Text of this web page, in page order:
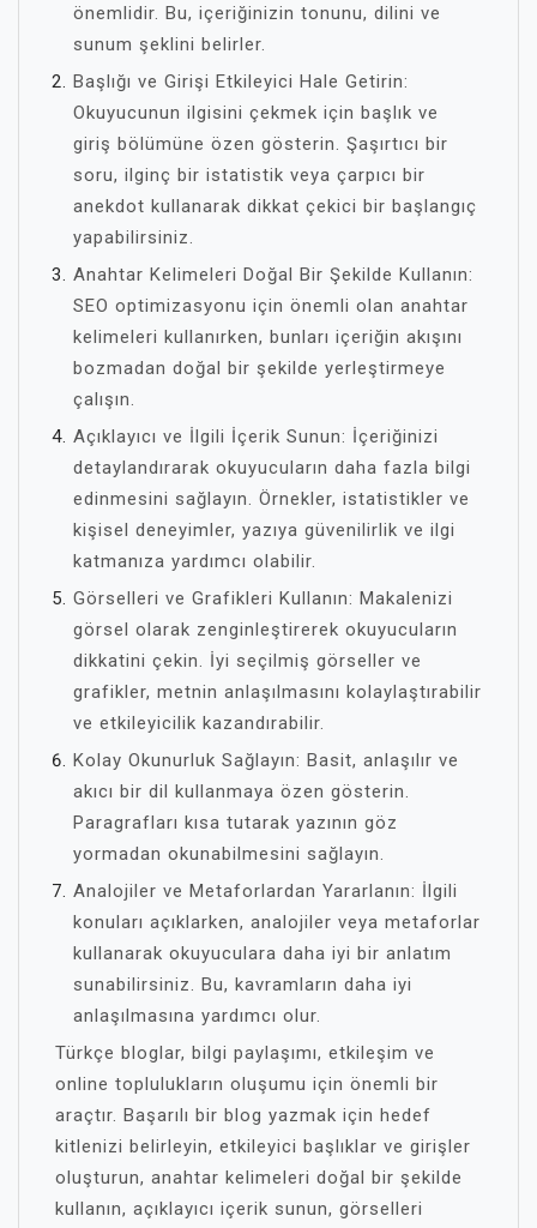
önemlidir. Bu, içeriğinizin tonunu, dilini ve
sunum şeklini belirler.
Başlığı ve Girişi Etkileyici Hale Getirin:
Okuyucunun ilgisini çekmek için başlık ve
giriş bölümüne özen gösterin. Şaşırtıcı bir
soru, ilginç bir istatistik veya çarpıcı bir
anekdot kullanarak dikkat çekici bir başlangıç
yapabilirsiniz.
Anahtar Kelimeleri Doğal Bir Şekilde Kullanın:
SEO optimizasyonu için önemli olan anahtar
kelimeleri kullanırken, bunları içeriğin akışını
bozmadan doğal bir şekilde yerleştirmeye
çalışın.
Açıklayıcı ve İlgili İçerik Sunun: İçeriğinizi
detaylandırarak okuyucuların daha fazla bilgi
edinmesini sağlayın. Örnekler, istatistikler ve
kişisel deneyimler, yazıya güvenilirlik ve ilgi
katmanıza yardımcı olabilir.
Görselleri ve Grafikleri Kullanın: Makalenizi
görsel olarak zenginleştirerek okuyucuların
dikkatini çekin. İyi seçilmiş görseller ve
grafikler, metnin anlaşılmasını kolaylaştırabilir
ve etkileyicilik kazandırabilir.
Kolay Okunurluk Sağlayın: Basit, anlaşılır ve
akıcı bir dil kullanmaya özen gösterin.
Paragrafları kısa tutarak yazının göz
yormadan okunabilmesini sağlayın.
Analojiler ve Metaforlardan Yararlanın: İlgili
konuları açıklarken, analojiler veya metaforlar
kullanarak okuyuculara daha iyi bir anlatım
sunabilirsiniz. Bu, kavramların daha iyi
anlaşılmasına yardımcı olur.
Türkçe bloglar, bilgi paylaşımı, etkileşim ve
online toplulukların oluşumu için önemli bir
araçtır. Başarılı bir blog yazmak için hedef
kitlenizi belirleyin, etkileyici başlıklar ve girişler
oluşturun, anahtar kelimeleri doğal bir şekilde
kullanın, açıklayıcı içerik sunun, görselleri